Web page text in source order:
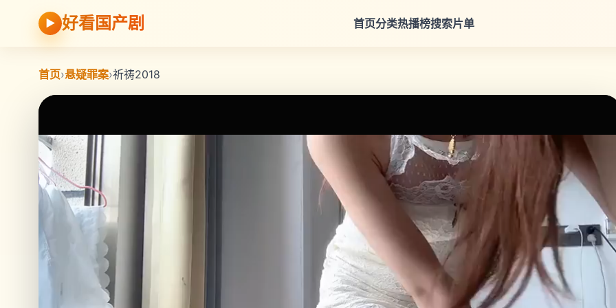
▶ 好看国产剧 首页分类热播榜搜索片单
首页›悬疑罪案›祈祷2018